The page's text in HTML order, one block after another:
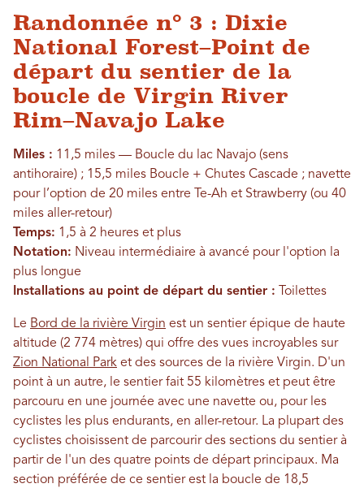
Randonnée n° 3 : Dixie
National Forest–Point de
départ du sentier de la
boucle de Virgin River
Rim–Navajo Lake
Miles : 11,5 miles — Boucle du lac Navajo (sens
antihoraire) ; 15,5 miles Boucle + Chutes Cascade ; navette
pour l’option de 20 miles entre Te-Ah et Strawberry (ou 40
miles aller-retour)
Temps: 1,5 à 2 heures et plus
Notation: Niveau intermédiaire à avancé pour l'option la
plus longue
Installations au point de départ du sentier : Toilettes
Le Bord de la rivière Virgin est un sentier épique de haute
altitude (2 774 mètres) qui offre des vues incroyables sur
Zion National Park et des sources de la rivière Virgin. D'un
point à un autre, le sentier fait 55 kilomètres et peut être
parcouru en une journée avec une navette ou, pour les
cyclistes les plus endurants, en aller-retour. La plupart des
cyclistes choisissent de parcourir des sections du sentier à
partir de l'un des quatre points de départ principaux. Ma
section préférée de ce sentier est la boucle de 18,5